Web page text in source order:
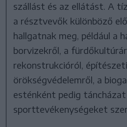
szállást és az ellátást. A
a résztvevők különböző
hallgatnak meg, például a
borvizekről, a
rekonstrukcióról,
örökségvédelemről, a
esténként pedig
sporttevékenységeket